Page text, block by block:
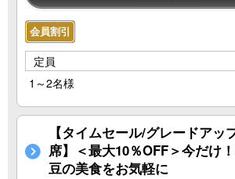
会員割引
定員
1～2名様
【タイムセール/グレードアッ
席】＜最大10％OFF＞今だけ
豆の美食をお気軽に